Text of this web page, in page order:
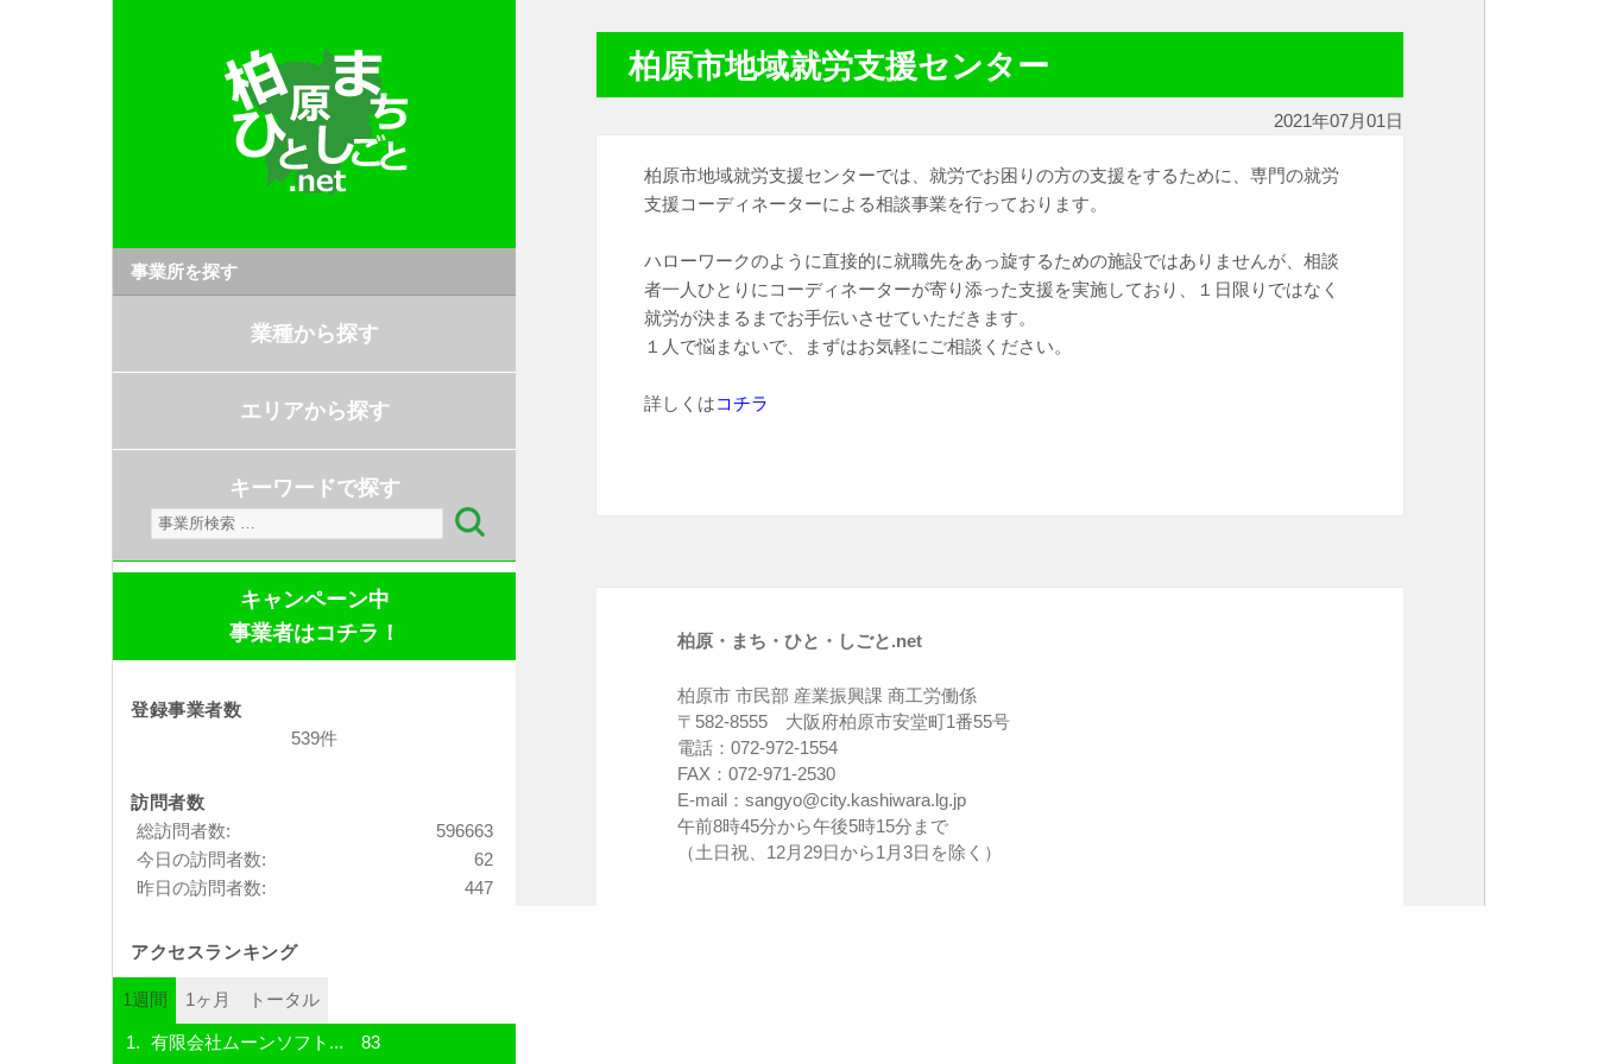
事業所を探す
業種から探す
エリアから探す
キーワードで探す
検
索:
キャンペーン中
事業者はコチラ！
登録事業者数
539件
訪問者数
596663
総訪問者数:
62
今日の訪問者数:
447
昨日の訪問者数:
アクセスランキング
1週間 1ヶ月 トータル
有限会社ムーンソフト... 83
柏原市地域就労支援センター
2021年07月01日
柏原市地域就労支援センターでは、就労でお困りの方の支援をするために、専門の就労
支援コーディネーターによる相談事業を行っております。
ハローワークのように直接的に就職先をあっ旋するための施設ではありませんが、相談
者一人ひとりにコーディネーターが寄り添った支援を実施しており、１日限りではなく
就労が決まるまでお手伝いさせていただきます。
１人で悩まないで、まずはお気軽にご相談ください。
詳しくはコチラ
柏原・まち・ひと・しごと.net
柏原市 市民部 産業振興課 商工労働係
〒582-8555 大阪府柏原市安堂町1番55号
電話：072-972-1554
FAX：072-971-2530
E-mail：sangyo@city.kashiwara.lg.jp
午前8時45分から午後5時15分まで
（土日祝、12月29日から1月3日を除く）